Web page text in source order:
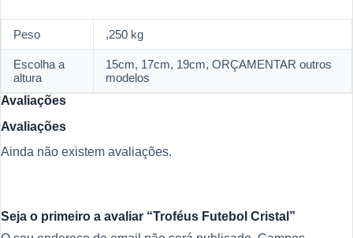
Peso ,250 kg
Escolha a
altura
15cm, 17cm, 19cm, ORÇAMENTAR outros
modelos
Avaliações
Avaliações
Ainda não existem avaliações.
Seja o primeiro a avaliar “Troféus Futebol Cristal”